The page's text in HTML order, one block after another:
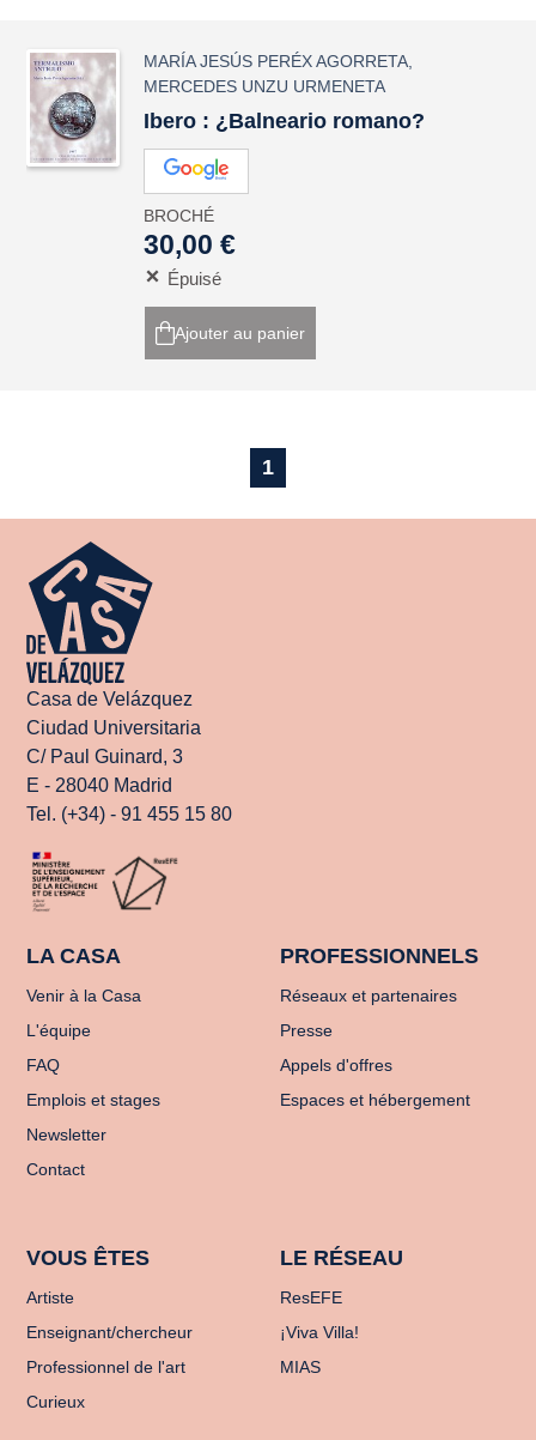
MARÍA JESÚS PERÉX AGORRETA
MERCEDES UNZU URMENETA
Ibero : ¿Balneario romano?
BROCHÉ
30,00 €
Épuisé
Ajouter au panier
1
Casa de Velázquez
Ciudad Universitaria
C/ Paul Guinard, 3
E - 28040 Madrid
Tel. (+34) - 91 455 15 80
LA CASA
Venir à la Casa
L'équipe
FAQ
Emplois et stages
Newsletter
Contact
PROFESSIONNELS
Réseaux et partenaires
Presse
Appels d'offres
Espaces et hébergement
VOUS ÊTES
Artiste
Enseignant/chercheur
Professionnel de l'art
Curieux
LE RÉSEAU
ResEFE
¡Viva Villa!
MIAS